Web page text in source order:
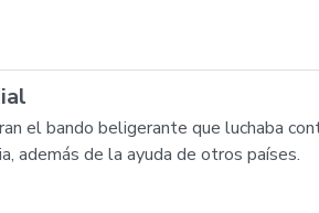
el bando beligerante que luchaba
además de la ayuda de otros países.